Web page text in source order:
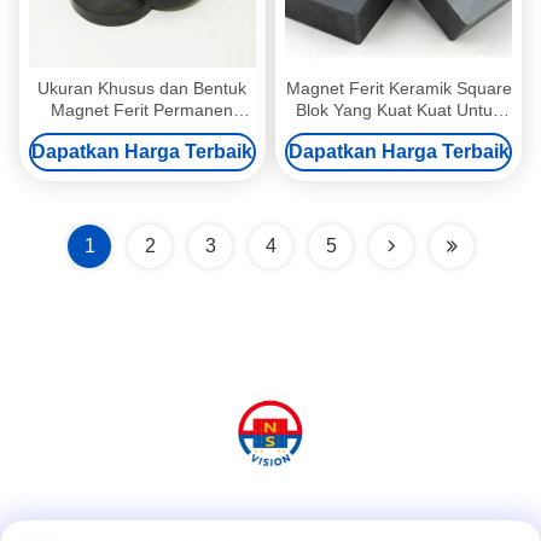
Ukuran Khusus dan Bentuk
Magnet Ferit Permanen
untuk Meteran Air Henti
Dapatkan Harga Terbaik
Magnet Ferit Keramik Square
Blok Yang Kuat Kuat Untuk
Generator / Sensor
Dapatkan Harga Terbaik
1 2 3 4 5